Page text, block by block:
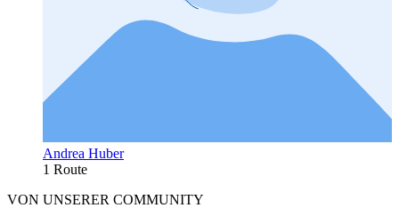
Andrea Huber
1 Route
VON UNSERER COMMUNITY